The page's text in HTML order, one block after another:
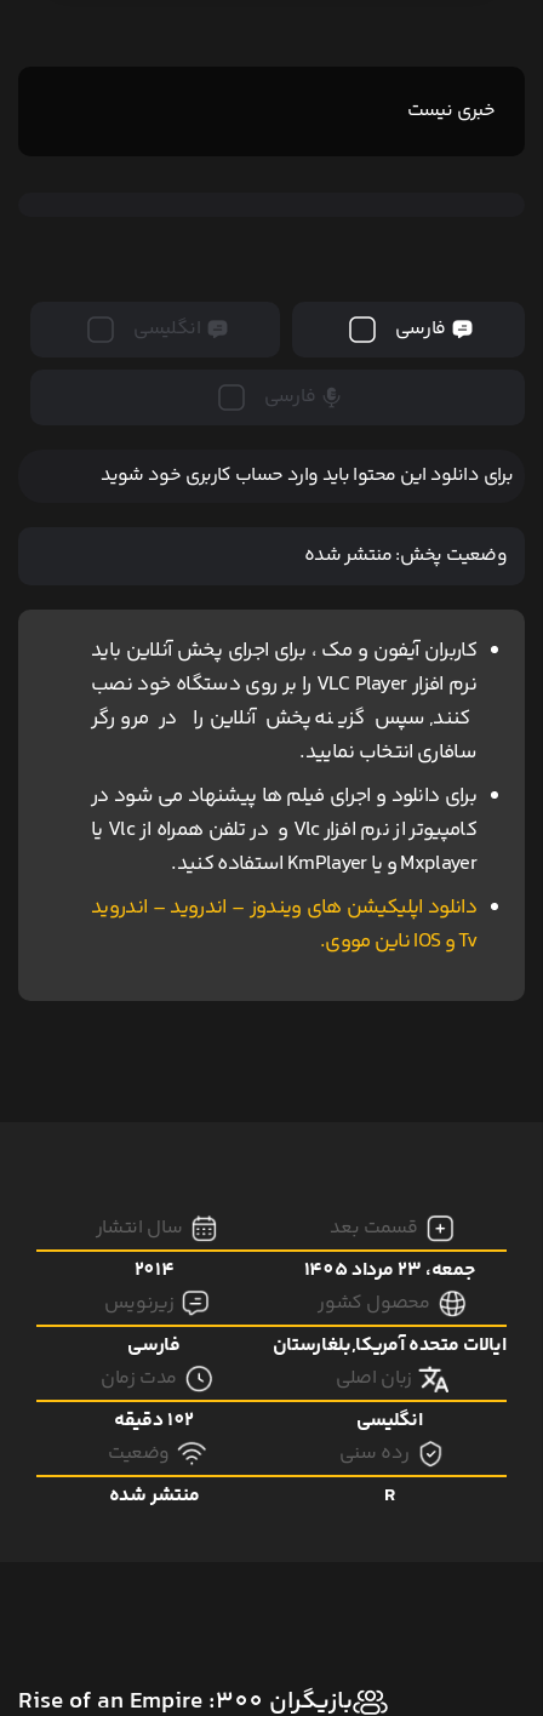
خبری نیست
فارسی انگلیسی
فارسی
برای دانلود این محتوا باید وارد حساب کاربری خود شوید
وضعیت پخش:منتشر شده
کاربران آیفون و مک ، برای اجرای پخش آنلاین باید
نرم افزار VLC Player را بر روی دستگاه خود نصب
کنند, سپس گزینه پخش آنلاین را در مرورگر
سافاری انتخاب نمایید.
برای دانلود و اجرای فیلم ها پیشنهاد می شود در
کامپیوتر از نرم افزار Vlc و در تلفن همراه از Vlc یا
Mxplayer و یا KmPlayer استفاده کنید.
دانلود اپلیکیشن های ویندوز – اندروید – اندروید
Tv و IOS ناین مووی.
قسمت بعد
جمعه، 23 مرداد 1405
سال انتشار
2014
محصول کشور
ایالات متحده آمریکا,بلغارستان
زیرنویس
فارسی
زبان اصلی
انگلیسی
مدت زمان
102 دقیقه
رده سنی
R
وضعیت
منتشر شده
بازیگران 300: Rise of an Empire